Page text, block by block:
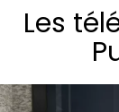
Les